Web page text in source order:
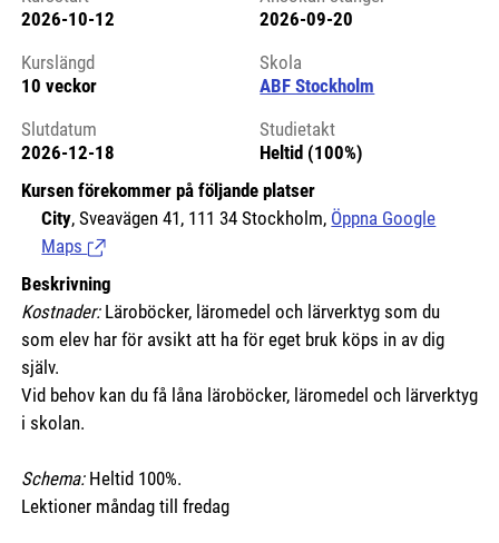
Kursstart 6217138
2026-10-12
2026-09-20
Kurslängd
10 veckor
Skola
ABF Stockholm
Slutdatum
2026-12-18
Studietakt
Heltid (100%)
Kursen förekommer på följande platser
City, Sveavägen 41, 111 34 Stockholm, Öppna Google
Maps (Länk till extern sida.)
Beskrivning
Kostnader:Läroböcker, läromedel och lärverktyg som du
som elev har för avsikt att ha för eget bruk köps in av dig
själv.
Vid behov kan du få låna läroböcker, läromedel och lärverktyg
i skolan.
Schema:Heltid 100%.
Lektioner måndag till fredag